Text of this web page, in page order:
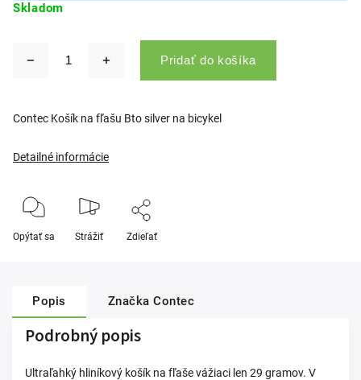
Skladom
Pridať do košíka
Contec Košík na fľašu Bto silver na bicykel
Detailné informácie
Opýtať sa Strážiť Zdieľať
Popis Značka Contec
Podrobný popis
Ultraľahký hliníkový košík na fľaše vážiaci len 29 gramov. V